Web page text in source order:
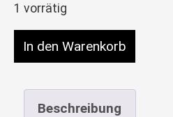
1 vorrätig
Storz & Bickel VOLCANO
In den Warenkorb
Beschreibung